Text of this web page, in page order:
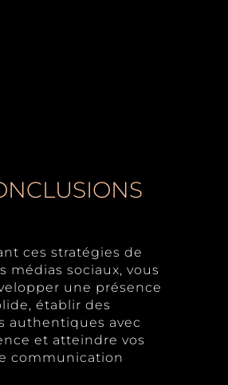
ces stratégies de
médias sociaux, vous
une présence
établir des
authentiques avec
et atteindre vos
communication